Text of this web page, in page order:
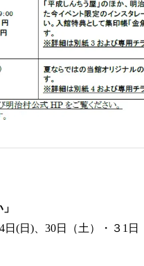
日(日)、30日（土）・３1